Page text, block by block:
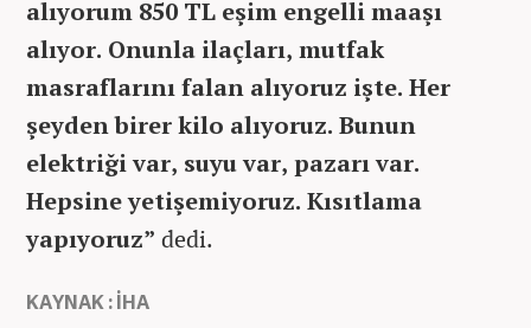
alıyorum 850 TL eşim engelli maaşı
alıyor. Onunla ilaçları, mutfak
masraflarını falan alıyoruz işte. Her
şeyden birer kilo alıyoruz. Bunun
elektriği var, suyu var, pazarı var.
Hepsine yetişemiyoruz. Kısıtlama
yapıyoruz” dedi.
KAYNAK : İHA